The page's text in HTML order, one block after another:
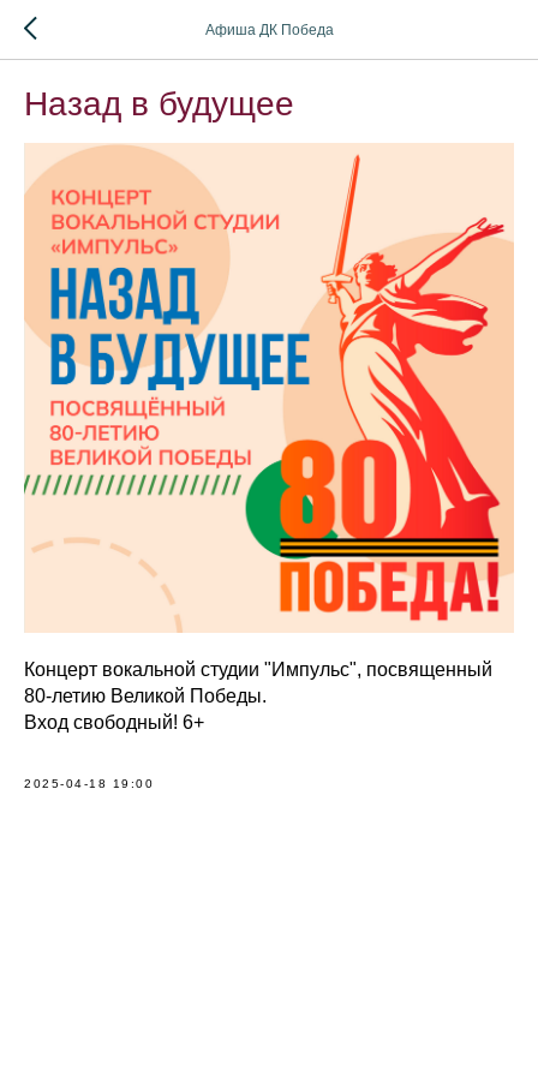
Афиша ДК Победа
Назад в будущее
Концерт вокальной студии "Импульс", посвященный
80-летию Великой Победы.
Вход свободный! 6+
2025-04-18 19:00